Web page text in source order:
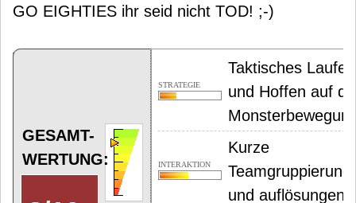
GO EIGHTIES ihr seid nicht TOD! ;-)
STRATEGIE
Taktisches Laufen
und Hoffen auf
INTERAKTION
Kurze
und auflösungen.
GESAMT-
WERTUNG: